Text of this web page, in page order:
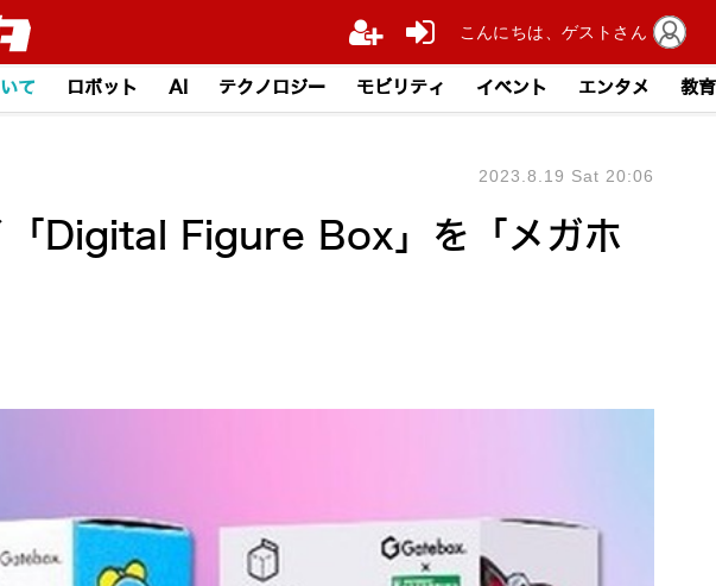
て ロボット AI テクノロジー モビリティ イベント エンタメ 教育
「Digital Figure Box」を「メガホ
2023.8.19 Sat 20:06
こんにちは、ゲストさん